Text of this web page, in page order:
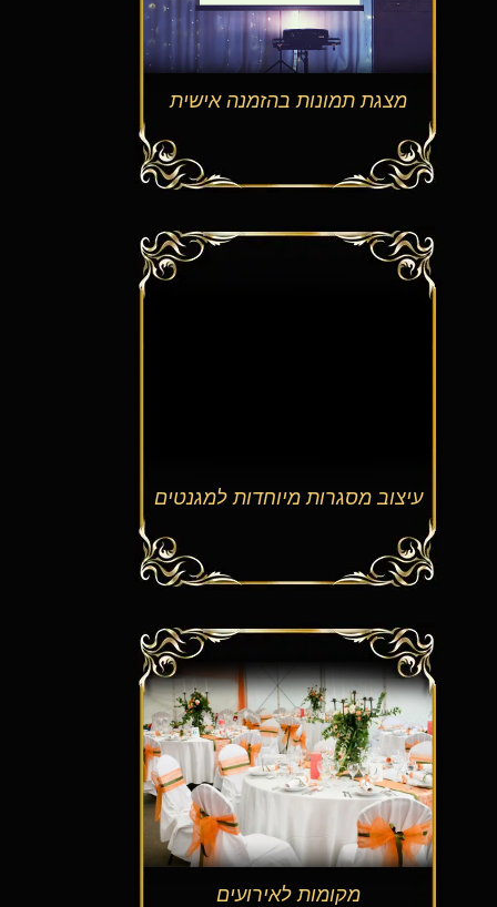
מצגת תמונות בהזמנה אישית
עיצוב מסגרות מיוחדות למגנטים
מקומות לאירועים